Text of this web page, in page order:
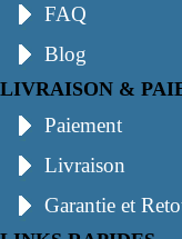
FAQ
Blog
LIVRAISON &
Paiement
Livraison
Garantie et